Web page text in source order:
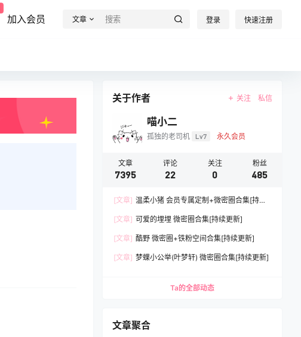
加入会员 文章 登录 快速注册
关于作者 关注 私信
喵小二
孤独的老司机 Lv7 永久会员
文章
7395
评论
22
关注
0
粉丝
485
[文章] 温柔小猪 会员专属定制+微密圈合集[持续
[文章] 可爱的埋埋 微密圈合集[持续更新]
[文章] 酷野 微密圈+铁粉空间合集[持续更新]
[文章] 梦蝶小公举(叶梦轩) 微密圈合集[持续更新]
Ta的全部动态
文章聚合